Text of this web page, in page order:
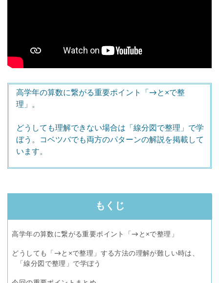
高学年の算数に繋がる重要ポイント「→と×で整
理」。
どうしても理解できない場合は「線分図で整理」で学
ぼう。コベツバでも両方のパターンの解説を掲載して
います。
もくじ
高学年の算数に繋がる重要ポイント「→と×で整理」
どうしても「→と×で整理」する方法の理解が難しい時は、
「線分図で整理」で学ぼう